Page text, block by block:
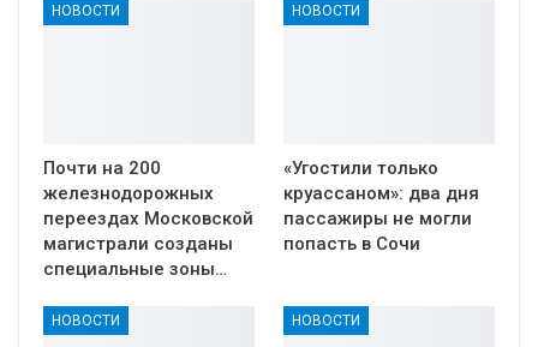
НОВОСТИ
Почти на 200
железнодорожных
переездах Московской
магистрали созданы
специальные зоны…
НОВОСТИ
«Угостили только
круассаном»: два дня
пассажиры не могли
попасть в Сочи
НОВОСТИ НОВОСТИ